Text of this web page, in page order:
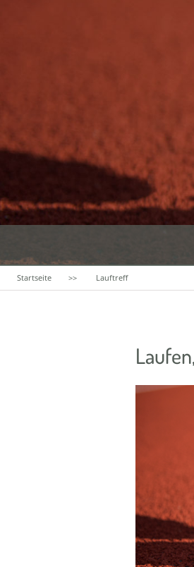
Startseite Lauftreff